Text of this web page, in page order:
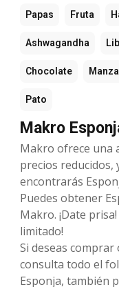
Papas Fruta
Ashwagandha
Chocolate
Pato
Makro
Makro ofrece una
precios reducidos,
encontrarás
Puedes obtener
Makro. ¡Date
limitado!
Si deseas
consulta todo el
Esponja, también